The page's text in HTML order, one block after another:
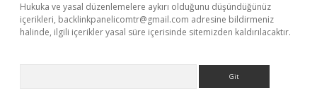
Hukuka ve yasal düzenlemelere aykırı olduğunu düşündüğünüz
içerikleri, backlinkpanelicomtr@gmail.com adresine bildirmeniz
halinde, ilgili içerikler yasal süre içerisinde sitemizden kaldırılacaktır.